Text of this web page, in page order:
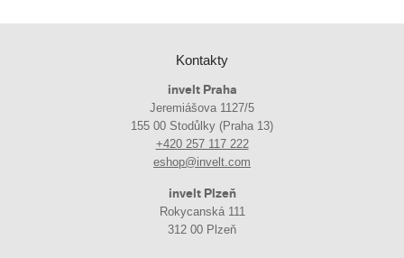
Kontakty
invelt Praha
Jeremiášova 1127/5
155 00 Stodůlky (Praha 13)
+420 257 117 222
eshop@invelt.com
invelt Plzeň
Rokycanská 111
312 00 Plzeň